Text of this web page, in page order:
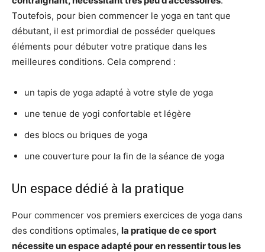
Toutefois, pour bien commencer le yoga en tant que
débutant, il est primordial de posséder quelques
éléments pour débuter votre pratique dans les
meilleures conditions. Cela comprend :
un tapis de yoga adapté à votre style de yoga
une tenue de yogi confortable et légère
des blocs ou briques de yoga
une couverture pour la fin de la séance de yoga
Un espace dédié à la pratique
Pour commencer vos premiers exercices de yoga dans
des conditions optimales, la pratique de ce sport
nécessite un espace adapté pour en ressentir tous les